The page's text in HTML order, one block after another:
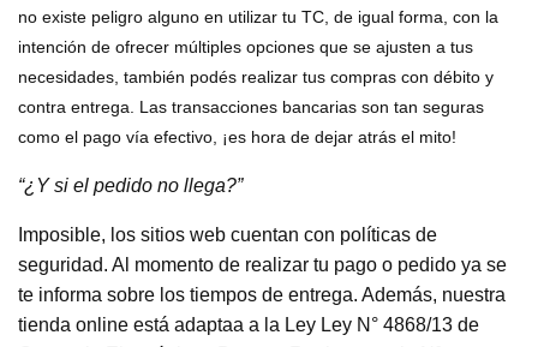
no existe peligro alguno en utilizar tu TC, de igual forma, con la
intención de ofrecer múltiples opciones que se ajusten a tus
necesidades, también podés realizar tus compras con débito y
contra entrega. Las transacciones bancarias son tan seguras
como el pago vía efectivo, ¡es hora de dejar atrás el mito!
“¿Y si el pedido no llega?”
Imposible, los sitios web cuentan con políticas de
seguridad. Al momento de realizar tu pago o pedido ya se
te informa sobre los tiempos de entrega. Además, nuestra
tienda online está adaptaa a la Ley Ley N° 4868/13 de